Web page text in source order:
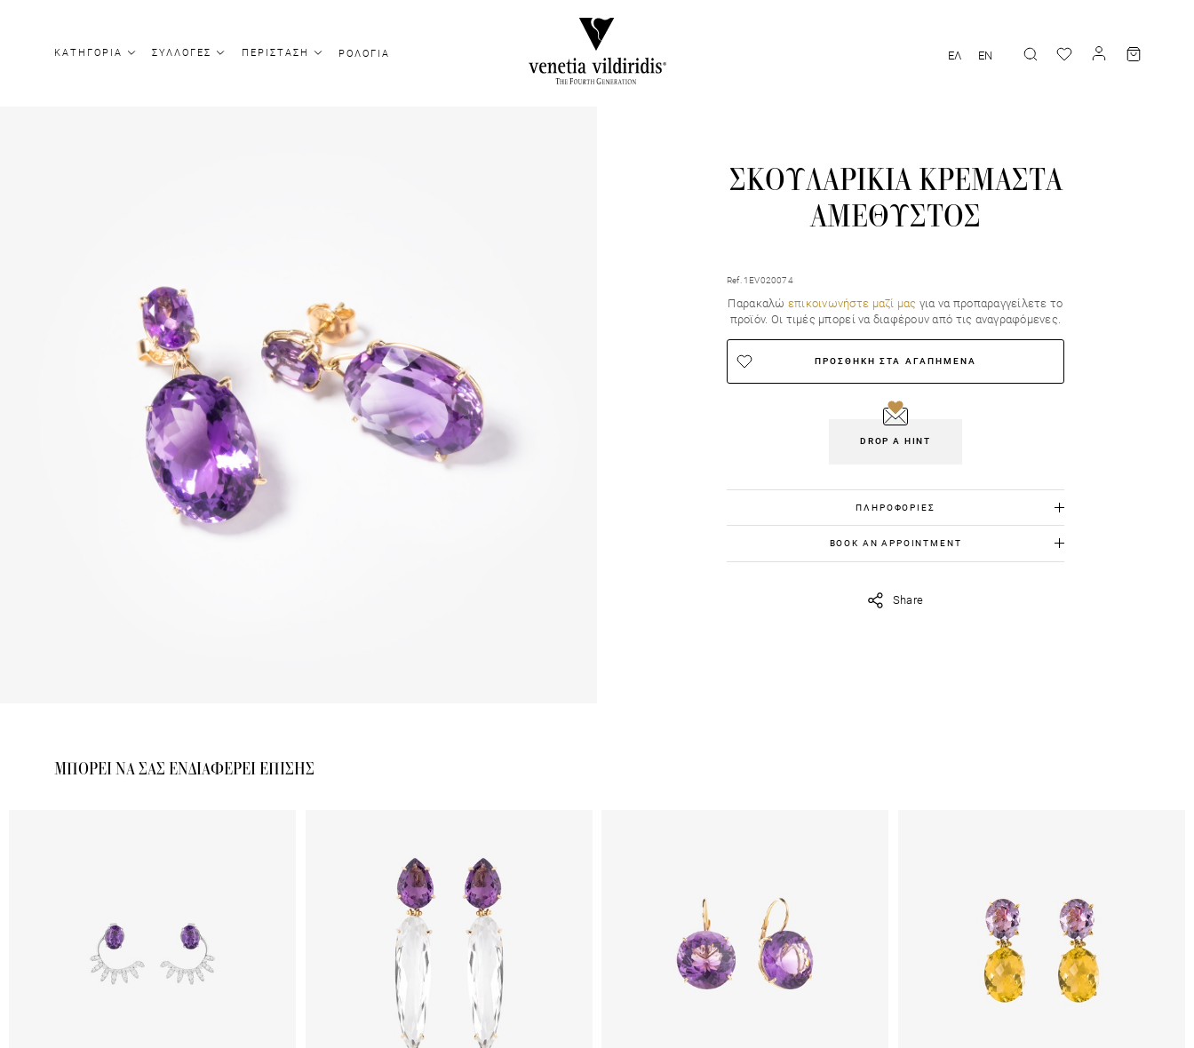
ΚΑΤΗΓΟΡΙΑ ΣΥΛΛΟΓΕΣ ΠΕΡΙΣΤΑΣΗ ΡΟΛΟΓΙΑ ΕΛ EN
ΣΚΟΥΛΑΡΙΚΙΑ ΚΡΕΜΑΣΤΑ
ΑΜΕΘΥΣΤΟΣ
Ref. 1EV020074
Παρακαλώ επικοινωνήστε μαζί μας για να προπαραγγείλετε το
προϊόν. Οι τιμές μπορεί να διαφέρουν από τις αναγραφόμενες.
ΠΡΟΣΘΗΚΗ ΣΤΑ ΑΓΑΠΗΜΕΝΑ
DROP A HINT
ΠΛΗΡΟΦΟΡΙΕΣ
Αμέθυστος: 28,50 ct
BOOK AN APPOINTMENT
ορίσουμε το ραντεβού μας.
Share
ΜΠΟΡΕΙ ΝΑ ΣΑΣ ΕΝΔΙΑΦΕΡΕΙ ΕΠΙΣΗΣ